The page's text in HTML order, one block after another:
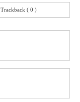
Trackback ( 0 )